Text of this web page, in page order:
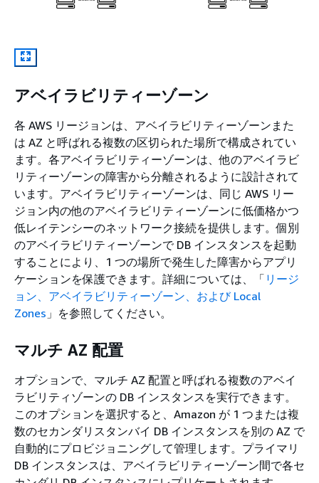
アベイラビリティーゾーン
各 AWS リージョンは、アベイラビリティーゾーンまた
は AZ と呼ばれる複数の区切られた場所で構成されてい
ます。各アベイラビリティーゾーンは、他のアベイラビ
リティーゾーンの障害から分離されるように設計されて
います。アベイラビリティーゾーンは、同じ AWS リー
ジョン内の他のアベイラビリティーゾーンに低価格かつ
低レイテンシーのネットワーク接続を提供します。個別
のアベイラビリティーゾーンで DB インスタンスを起動
することにより、1 つの場所で発生した障害からアプリ
ケーションを保護できます。詳細については、「 リージ
ョン、アベイラビリティーゾーン、および Local
Zones 」を参照してください。
マルチ AZ 配置
オプションで、マルチ AZ 配置と呼ばれる複数のアベイ
ラビリティゾーンの DB インスタンスを実行できます。
このオプションを選択すると、Amazon が 1 つまたは複
数のセカンダリスタンバイ DB インスタンスを別の AZ で
自動的にプロビジョニングして管理します。プライマリ
DB インスタンスは、アベイラビリティーゾーン間で各セ